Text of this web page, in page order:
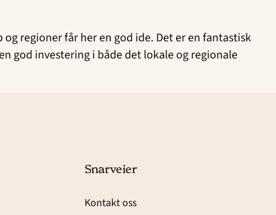
regioner får her en god ide. Det er en fantastisk
god investering i både det lokale og regionale
Snarveier
Kontakt oss